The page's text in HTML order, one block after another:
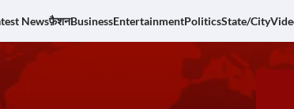
Newsफ़ैशनBusinessEntertainmentPoliticsState/City